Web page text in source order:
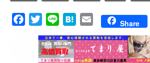
i
t
n
e
t
e
a
i
Share